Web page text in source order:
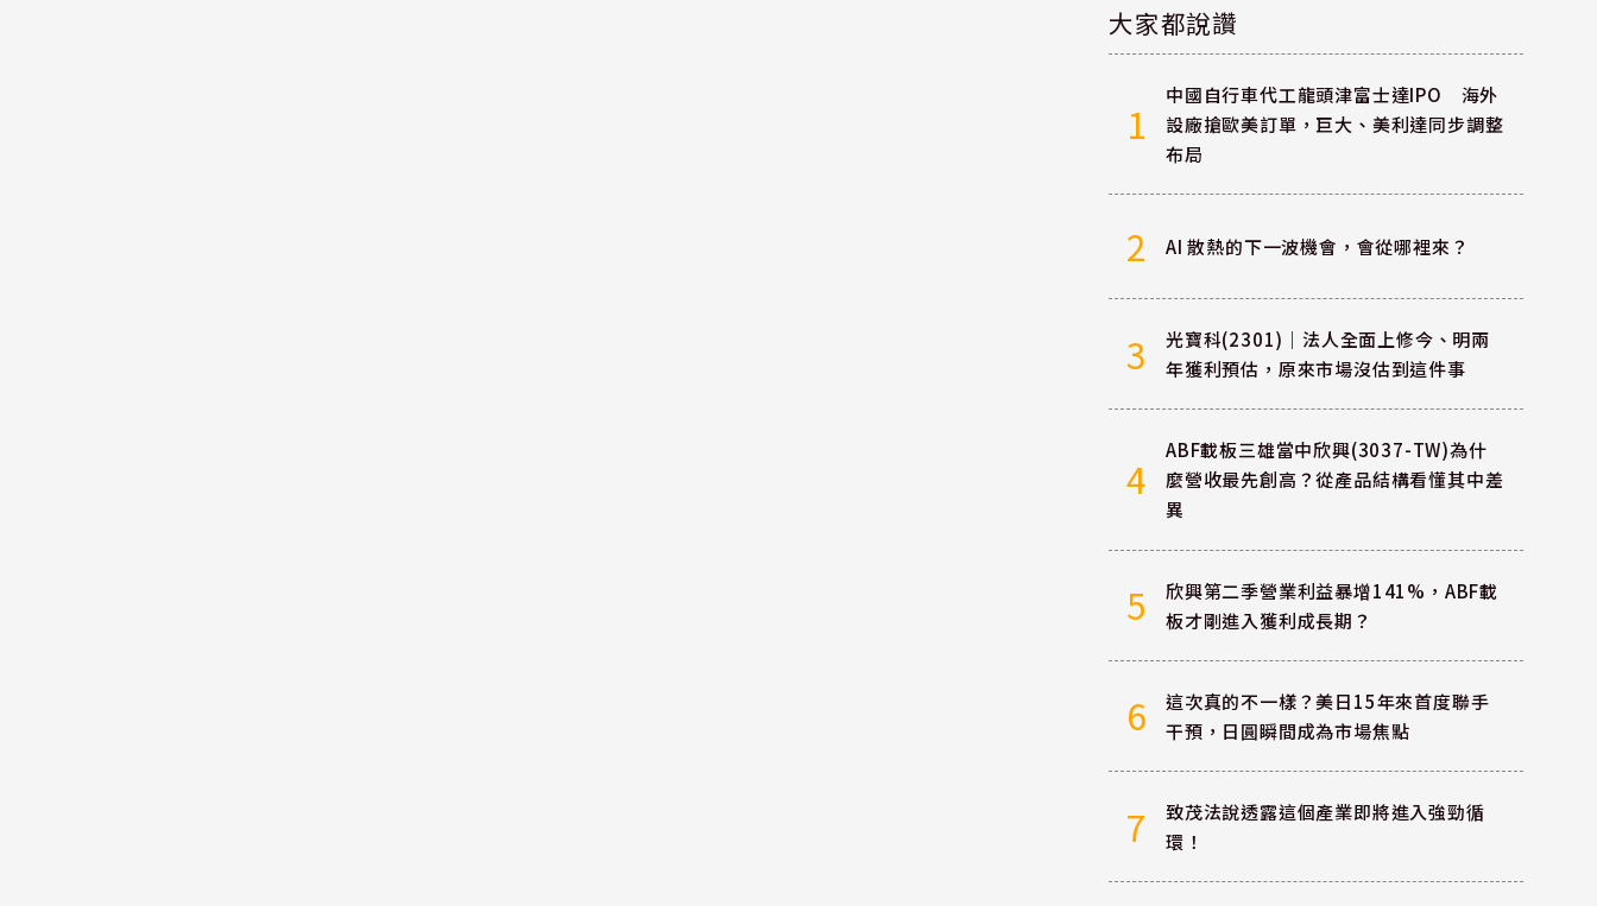
大家都說讚
1
中國自行車代工龍頭津富士達IPO 海外
設廠搶歐美訂單，巨大、美利達同步調整
布局
2 AI 散熱的下一波機會，會從哪裡來？
3
光寶科(2301)｜法人全面上修今、明兩
年獲利預估，原來市場沒估到這件事
4
ABF載板三雄當中欣興(3037-TW)為什
麼營收最先創高？從產品結構看懂其中差
異
5
欣興第二季營業利益暴增141%，ABF載
板才剛進入獲利成長期？
6
這次真的不一樣？美日15年來首度聯手
干預，日圓瞬間成為市場焦點
7
致茂法說透露這個產業即將進入強勁循
環！